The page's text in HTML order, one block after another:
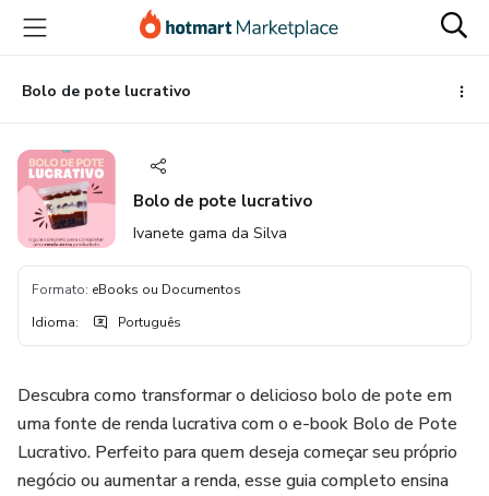
para
conteúdo
principal
para
pagamento
para
rodapé
Bolo de pote lucrativo
Bolo de pote lucrativo
Ivanete gama da Silva
Formato: eBooks ou Documentos
Idioma: Português
Descubra como transformar o delicioso bolo de pote em
uma fonte de renda lucrativa com o e-book Bolo de Pote
Lucrativo. Perfeito para quem deseja começar seu próprio
negócio ou aumentar a renda, esse guia completo ensina